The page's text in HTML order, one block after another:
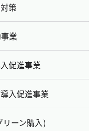
策
業
促進事業
入促進事業
リーン購入)